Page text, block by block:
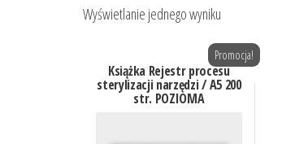
Wyświetlanie jednego wyniku
Książka Rejestr procesu
sterylizacji narzędzi / A5 200
str. POZIOMA
Promocja!